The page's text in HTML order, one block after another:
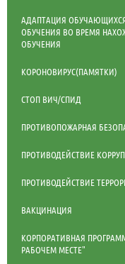
АДАПТАЦИЯ
ОБУЧЕНИЯ ВО ВРЕМЯ
ОБУЧЕНИЯ
КОРОНОВИРУС(ПАМЯТКИ)
СТОП ВИЧ/СПИД
ПРОТИВОПОЖАРНАЯ
ПРОТИВОДЕЙСТВИЕ
ПРОТИВОДЕЙСТВИЕ
ВАКЦИНАЦИЯ
КОРПОРАТИВНАЯ
РАБОЧЕМ МЕСТЕ"